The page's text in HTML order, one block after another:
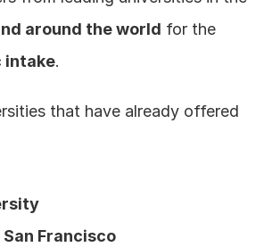
around the world
intake.
that have already offered
Francisco